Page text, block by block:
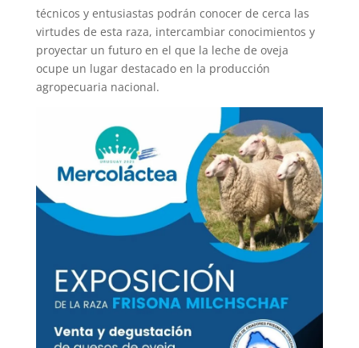
técnicos y entusiastas podrán conocer de cerca las
virtudes de esta raza, intercambiar conocimientos y
proyectar un futuro en el que la leche de oveja
ocupe un lugar destacado en la producción
agropecuaria nacional.